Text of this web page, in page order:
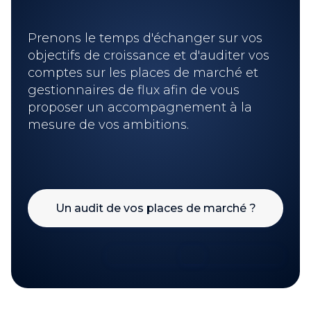
Prenons le temps d'échanger sur vos
objectifs de croissance et d'auditer vos
comptes sur les places de marché et
gestionnaires de flux afin de vous
proposer un accompagnement à la
mesure de vos ambitions.
Un audit de vos places de marché ?